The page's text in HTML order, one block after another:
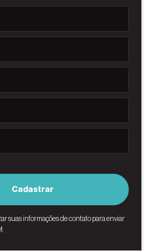
Cadastrar
suas informações de contato para enviar